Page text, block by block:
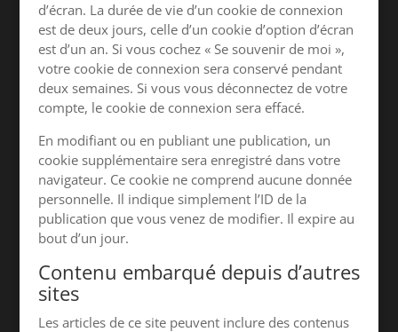
d’écran. La durée de vie d’un cookie de connexion
est de deux jours, celle d’un cookie d’option d’écran
est d’un an. Si vous cochez « Se souvenir de moi »,
votre cookie de connexion sera conservé pendant
deux semaines. Si vous vous déconnectez de votre
compte, le cookie de connexion sera effacé.
En modifiant ou en publiant une publication, un
cookie supplémentaire sera enregistré dans votre
navigateur. Ce cookie ne comprend aucune donnée
personnelle. Il indique simplement l’ID de la
publication que vous venez de modifier. Il expire au
bout d’un jour.
Contenu embarqué depuis d’autres
sites
Les articles de ce site peuvent inclure des contenus